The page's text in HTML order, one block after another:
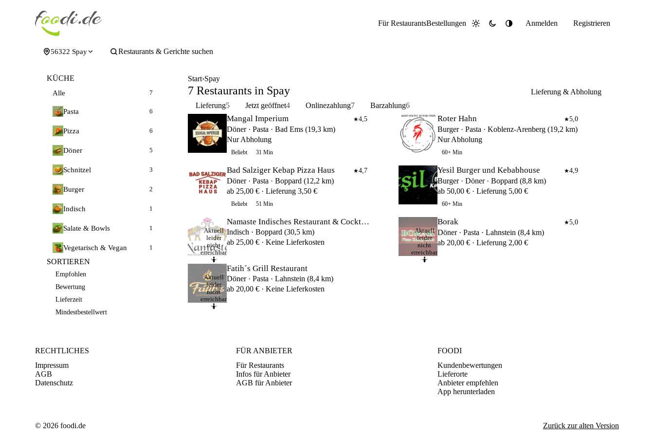
Für RestaurantsBestellungen Hell DunkelSystemAnmelden Registrieren
56322 Spay Restaurants & Gerichte suchen
KÜCHE
Alle 7
Pasta 6
Pizza 6
Döner 5
Schnitzel 3
Burger 2
Indisch 1
Salate & Bowls 1
Vegetarisch & Vegan 1
SORTIEREN
Empfohlen
Bewertung
Lieferzeit
Mindestbestellwert
Start Spay
7 Restaurants in Spay
Lieferung & Abholung
Lieferung5 Jetzt geöffnet4 Onlinezahlung7 Barzahlung6
Mangal Imperium ★4,5
Döner · Pasta · Bad Ems (19,3 km)
Nur Abholung
Beliebt 31 Min
Roter Hahn ★5,0
Burger · Pasta · Koblenz-Arenberg (19,2 km)
Nur Abholung
60+ Min
Bad Salziger Kebap Pizza Haus ★4,7
Döner · Pasta · Boppard (12,2 km)
ab 25,00 € · Lieferung 3,50 €
Beliebt 51 Min
Yesil Burger und Kebabhouse ★4,9
Burger · Döner · Boppard (8,8 km)
ab 50,00 € · Lieferung 5,00 €
60+ Min
Namaste Indisches Restaurant & Cocktailbar
Indisch · Boppard (30,5 km)
ab 25,00 € · Keine Lieferkosten
Aktuell
leider
nicht
erreichbar
🤷
Borak ★5,0
Döner · Pasta · Lahnstein (8,4 km)
ab 20,00 € · Lieferung 2,00 €
Aktuell
leider
nicht
erreichbar
🤷
Fatih´s Grill Restaurant
Döner · Pasta · Lahnstein (8,4 km)
ab 20,00 € · Keine Lieferkosten
Aktuell
leider
nicht
erreichbar
🤷
RECHTLICHES
Impressum
AGB
Datenschutz
FÜR ANBIETER
Für Restaurants
Infos für Anbieter
AGB für Anbieter
FOODI
Kundenbewertungen
Lieferorte
Anbieter empfehlen
App herunterladen
© 2026 foodi.de Zurück zur alten Version